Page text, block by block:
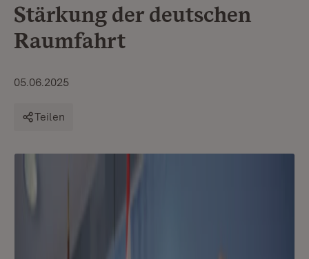
Stärkung der deutschen
Raumfahrt
05.06.2025
Teilen